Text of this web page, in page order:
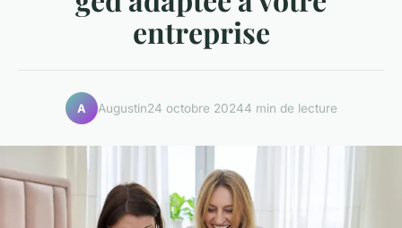
entreprise
A Augustin24 octobre 20244 min de lecture